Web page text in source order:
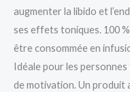
augmenter la libido et
ses effets toniques. 100
être consommée en
Idéale pour les
de motivation. Un produit